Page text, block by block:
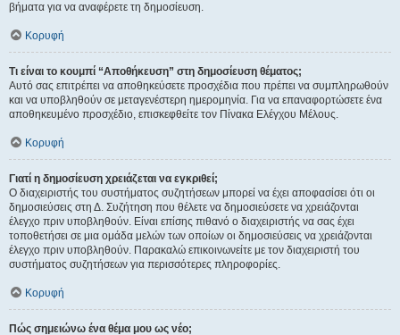
βήματα για να αναφέρετε τη δημοσίευση.
Κορυφή
Τι είναι το κουμπί “Αποθήκευση” στη δημοσίευση θέματος;
Αυτό σας επιτρέπει να αποθηκεύσετε προσχέδια που πρέπει να συμπληρωθούν
και να υποβληθούν σε μεταγενέστερη ημερομηνία. Για να επαναφορτώσετε ένα
αποθηκευμένο προσχέδιο, επισκεφθείτε τον Πίνακα Ελέγχου Μέλους.
Κορυφή
Γιατί η δημοσίευση χρειάζεται να εγκριθεί;
Ο διαχειριστής του συστήματος συζητήσεων μπορεί να έχει αποφασίσει ότι οι
δημοσιεύσεις στη Δ. Συζήτηση που θέλετε να δημοσιεύσετε να χρειάζονται
έλεγχο πριν υποβληθούν. Είναι επίσης πιθανό ο διαχειριστής να σας έχει
τοποθετήσει σε μια ομάδα μελών των οποίων οι δημοσιεύσεις να χρειάζονται
έλεγχο πριν υποβληθούν. Παρακαλώ επικοινωνείτε με τον διαχειριστή του
συστήματος συζητήσεων για περισσότερες πληροφορίες.
Κορυφή
Πώς σημειώνω ένα θέμα μου ως νέο;